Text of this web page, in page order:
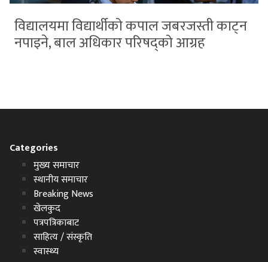
विद्यालयमा विद्यार्थीको कपाल जबरजस्ती काट्न
नपाइने, बाल अधिकार परिषद्को आग्रह
Categories
मुख्य समाचार
स्थानीय समाचार
Breaking News
खेलकुद
पत्रपत्रिकाबाट
साहित्य / संस्कृति
स्वास्थ्य